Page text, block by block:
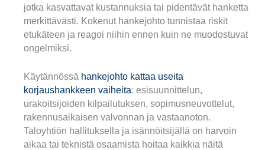
jotka kasvattavat kustannuksia tai pidentävät hanketta
merkittävästi. Kokenut hankejohto tunnistaa riskit
etukäteen ja reagoi niihin ennen kuin ne muodostuvat
ongelmiksi.
Käytännössä hankejohto kattaa useita
korjaushankkeen vaiheita: esisuunnittelun,
urakoitsijoiden kilpailutuksen, sopimusneuvottelut,
rakennusaikaisen valvonnan ja vastaanoton.
Taloyhtiön hallituksella ja isännöitsijällä on harvoin
aikaa tai teknistä osaamista hoitaa kaikkia näitä